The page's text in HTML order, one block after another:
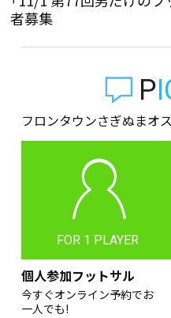
者募集
フロンタウンさぎぬまオ
FOR 1 PLAYER
個人参加フットサル
今すぐオンライン予約でお
一人でも!